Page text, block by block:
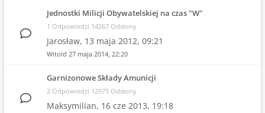
Jednostki Milicji Obywatelskiej na czas "W"
1 Odpowiedzi 14267 Odsłony
Jarosław, 13 maja 2012, 09:21
Witold 27 maja 2014, 22:20
Garnizonowe Składy Amunicji
2 Odpowiedzi 12975 Odsłony
Maksymilian, 16 cze 2013, 19:18